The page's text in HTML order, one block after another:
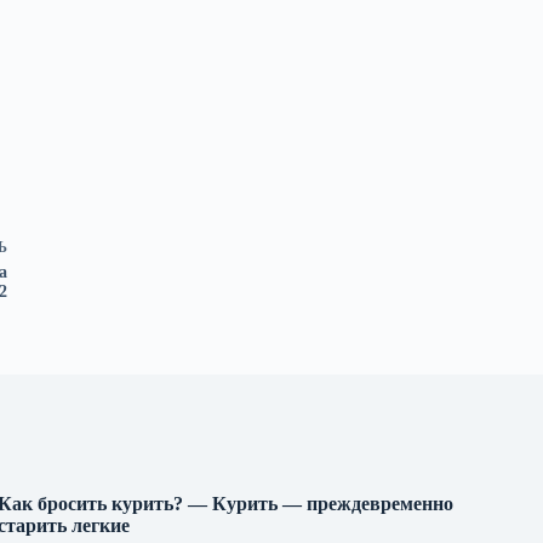
бросить курить? — Курить — преждевременно
легкие